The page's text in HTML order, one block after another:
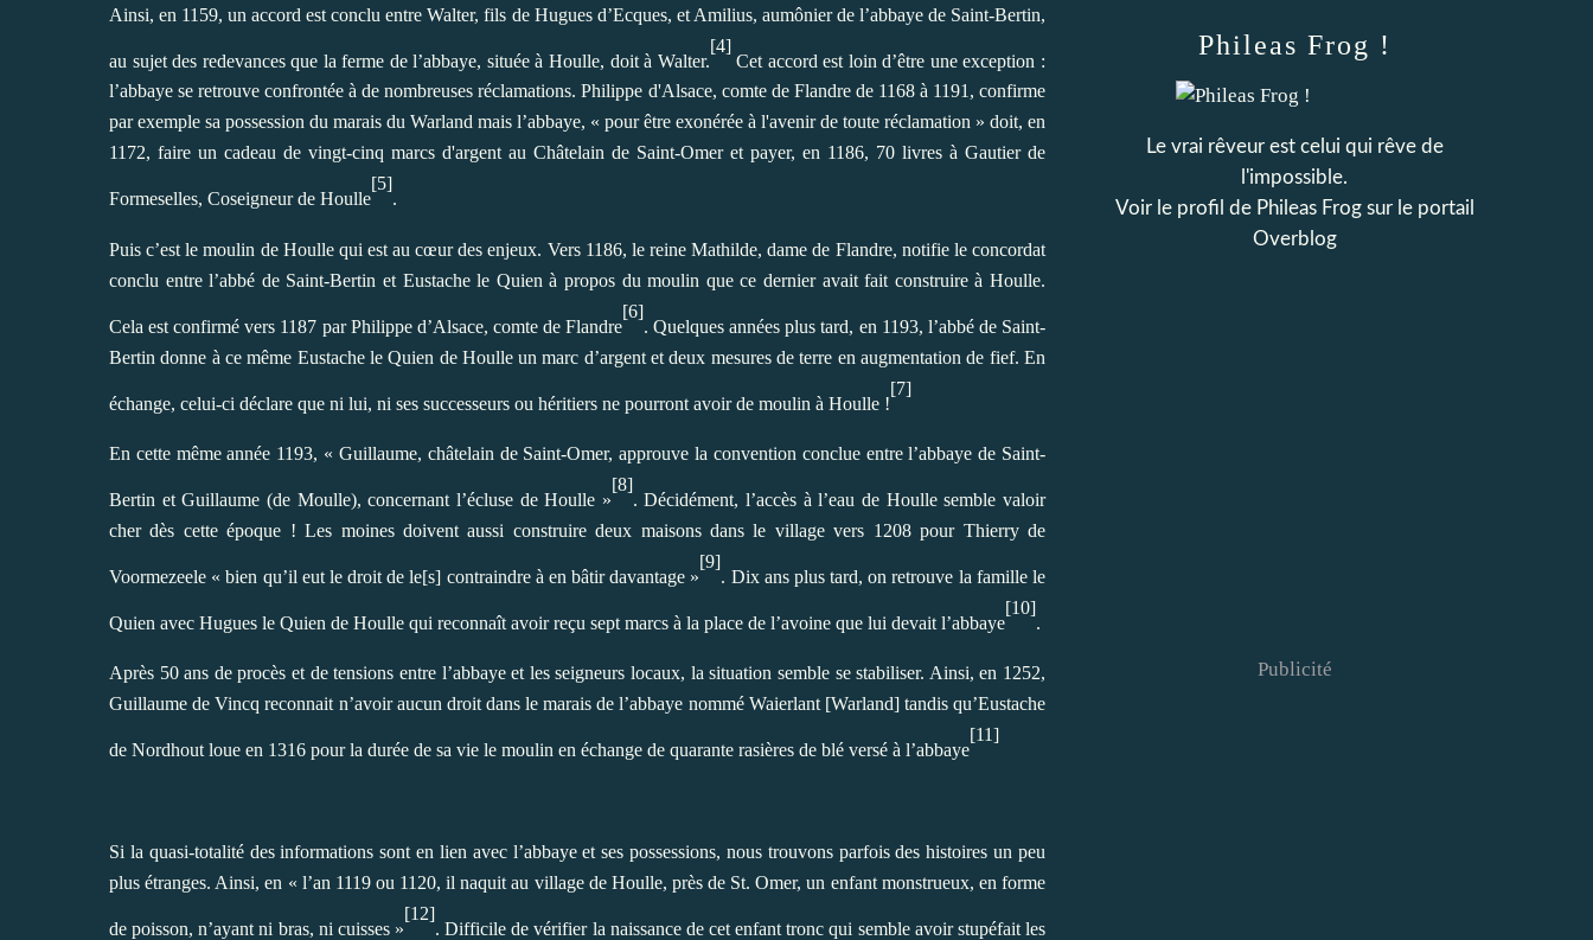
Ainsi, en 1159, un accord est conclu entre Walter, fils de Hugues d’Ecques, et Amilius, aumônier de l’abbaye de Saint-Bertin,
au sujet des redevances que la ferme de l’abbaye, située à Houlle, doit à Walter.
[4]
Cet accord est loin d’être une exception :
l’abbaye se retrouve confrontée à de nombreuses réclamations. Philippe d'Alsace, comte de Flandre de 1168 à 1191, confirme
par exemple sa possession du marais du Warland mais l’abbaye, « pour être exonérée à l'avenir de toute réclamation » doit, en
1172, faire un cadeau de vingt-cinq marcs d'argent au Châtelain de Saint-Omer et payer, en 1186, 70 livres à Gautier de
Formeselles, Coseigneur de Houlle
[5]
.
Puis c’est le moulin de Houlle qui est au cœur des enjeux. Vers 1186, le reine Mathilde, dame de Flandre, notifie le concordat
conclu entre l’abbé de Saint-Bertin et Eustache le Quien à propos du moulin que ce dernier avait fait construire à Houlle.
Cela est confirmé vers 1187 par Philippe d’Alsace, comte de Flandre
[6]
. Quelques années plus tard, en 1193, l’abbé de Saint-
Bertin donne à ce même Eustache le Quien de Houlle un marc d’argent et deux mesures de terre en augmentation de fief. En
échange, celui-ci déclare que ni lui, ni ses successeurs ou héritiers ne pourront avoir de moulin à Houlle !
[7]
En cette même année 1193, « Guillaume, châtelain de Saint-Omer, approuve la convention conclue entre l’abbaye de Saint-
Bertin et Guillaume (de Moulle), concernant l’écluse de Houlle »
[8]
. Décidément, l’accès à l’eau de Houlle semble valoir
cher dès cette époque ! Les moines doivent aussi construire deux maisons dans le village vers 1208 pour Thierry de
Voormezeele « bien qu’il eut le droit de le[s] contraindre à en bâtir davantage »
[9]
. Dix ans plus tard, on retrouve la famille le
Quien avec Hugues le Quien de Houlle qui reconnaît avoir reçu sept marcs à la place de l’avoine que lui devait l’abbaye
[10]
Après 50 ans de procès et de tensions entre l’abbaye et les seigneurs locaux, la situation semble se stabiliser. Ainsi, en 1252,
Guillaume de Vincq reconnait n’avoir aucun droit dans le marais de l’abbaye nommé Waierlant [Warland] tandis qu’Eustache
de Nordhout loue en 1316 pour la durée de sa vie le moulin en échange de quarante rasières de blé versé à l’abbaye
[11]
Si la quasi-totalité des informations sont en lien avec l’abbaye et ses possessions, nous trouvons parfois des histoires un peu
plus étranges. Ainsi, en « l’an 1119 ou 1120, il naquit au village de Houlle, près de St. Omer, un enfant monstrueux, en forme
de poisson, n’ayant ni bras, ni cuisses »
[12]
. Difficile de vérifier la naissance de cet enfant tronc qui semble avoir stupéfait les
Phileas Frog !
Le vrai rêveur est celui qui rêve de
l'impossible.
Voir le profil de Phileas Frogsur le portail
Overblog
Publicité